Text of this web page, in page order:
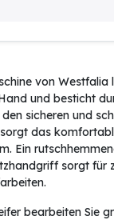
von Westfalia
und besticht
sicheren und
das
Ein
sorgt für
bearbeiten Sie